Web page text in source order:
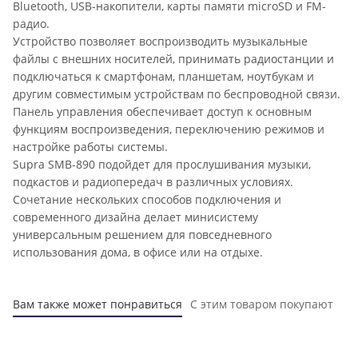
Bluetooth, USB-накопители, карты памяти microSD и FM-
радио.
Устройство позволяет воспроизводить музыкальные
файлы с внешних носителей, принимать радиостанции и
подключаться к смартфонам, планшетам, ноутбукам и
другим совместимым устройствам по беспроводной связи.
Панель управления обеспечивает доступ к основным
функциям воспроизведения, переключению режимов и
настройке работы системы.
Supra SMB-890 подойдет для прослушивания музыки,
подкастов и радиопередач в различных условиях.
Сочетание нескольких способов подключения и
современного дизайна делает минисистему
универсальным решением для повседневного
использования дома, в офисе или на отдыхе.
Вам также может понравиться С этим товаром покупают